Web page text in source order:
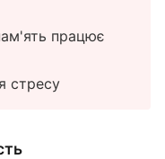
працює
стресу